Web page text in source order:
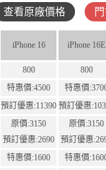
查看原廠價格
iPhone 16 iPhone 16E
800 800
特惠價:4500 特惠價
預訂優惠:11390 預訂優惠
原價:3150
預訂優惠:2690
原價:3150
預訂優惠
特惠價:1600 特惠價